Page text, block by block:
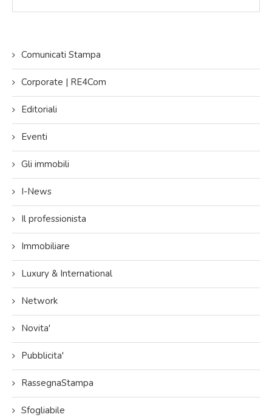
Comunicati Stampa
Corporate | RE4Com
Editoriali
Eventi
Gli immobili
I-News
Il professionista
Immobiliare
Luxury & International
Network
Novita'
Pubblicita'
RassegnaStampa
Sfogliabile